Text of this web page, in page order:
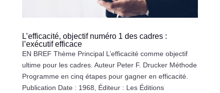
L’efficacité, objectif numéro 1 des cadres :
l’exécutif efficace
EN BREF Thème Principal L’efficacité comme objectif
ultime pour les cadres. Auteur Peter F. Drucker Méthode
Programme en cinq étapes pour gagner en efficacité.
Publication Date : 1968, Éditeur : Les Éditions